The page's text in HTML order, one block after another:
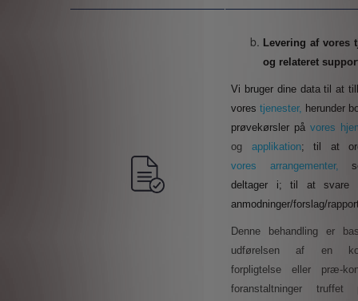
Levering af vores
og relateret
Vi bruger dine data til at
vores tjenester, herunder
prøvekørsler på vores
og applikation; til at
vores arrangementer,
deltager i; til at svare
anmodninger/forslag/
Denne behandling er
udførelsen af en
forpligtelse eller præ-
foranstaltninger